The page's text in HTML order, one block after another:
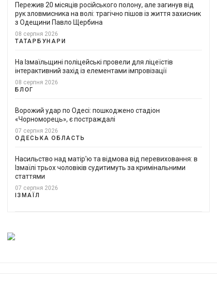
Пережив 20 місяців російського полону, але загинув від
рук зловмисника на волі: трагічно пішов із життя захисник
з Одещини Павло Щербина
08 серпня 2026
ТАТАРБУНАРИ
На Ізмаїльщині поліцейські провели для ліцеїстів
інтерактивний захід із елементами імпровізації
08 серпня 2026
БЛОГ
Ворожий удар по Одесі: пошкоджено стадіон
«Чорноморець», є постраждалі
07 серпня 2026
ОДЕСЬКА ОБЛАСТЬ
Насильство над матір'ю та відмова від перевиховання: в
Ізмаїлі трьох чоловіків судитимуть за кримінальними
статтями
07 серпня 2026
ІЗМАЇЛ